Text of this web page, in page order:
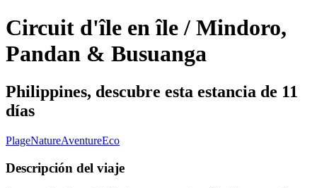
Circuit d'île en île / Mindoro,
Pandan & Busuanga
Philippines, descubre esta estancia de 11
días
PlageNatureAventureEco
Descripción del viaje